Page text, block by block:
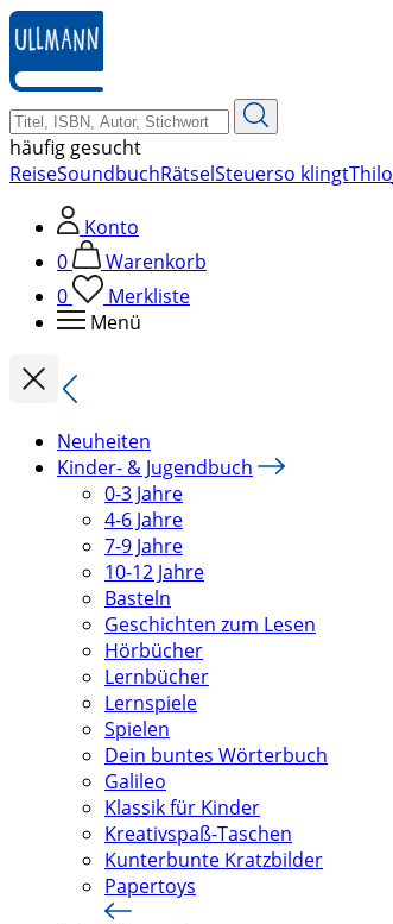
zum
Hauptinhalt
springen
häufig gesucht
ReiseSoundbuchRätselSteuerso klingtThilo
Konto
0
Warenkorb
0
Merkliste
Menü
Neuheiten
Kinder- & Jugendbuch
0-3 Jahre
4-6 Jahre
7-9 Jahre
10-12 Jahre
Basteln
Geschichten zum Lesen
Hörbücher
Lernbücher
Lernspiele
Spielen
Dein buntes Wörterbuch
Galileo
Klassik für Kinder
Kreativspaß-Taschen
Kunterbunte Kratzbilder
Papertoys